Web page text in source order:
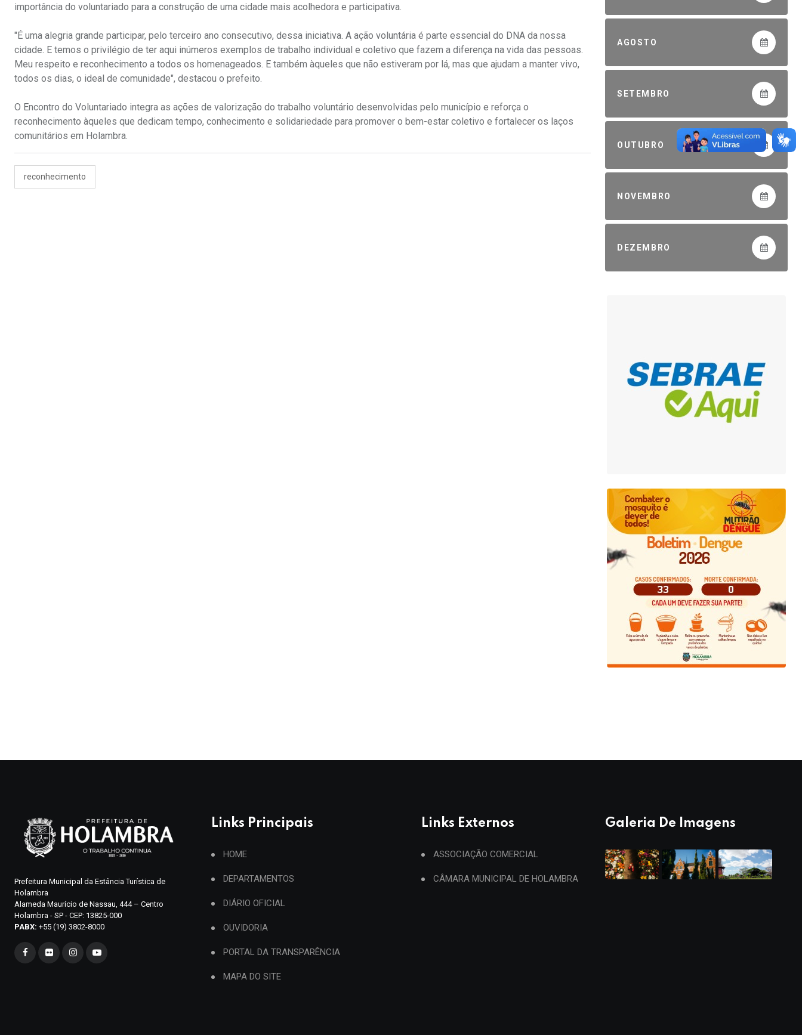
importância do voluntariado para a construção de uma cidade mais acolhedora e participativa.
"É uma alegria grande participar, pelo terceiro ano consecutivo, dessa iniciativa. A ação voluntária é parte essencial do DNA da nossa
cidade. E temos o privilégio de ter aqui inúmeros exemplos de trabalho individual e coletivo que fazem a diferença na vida das pessoas.
Meu respeito e reconhecimento a todos os homenageados. E também àqueles que não estiveram por lá, mas que ajudam a manter vivo,
todos os dias, o ideal de comunidade", destacou o prefeito.
O Encontro do Voluntariado integra as ações de valorização do trabalho voluntário desenvolvidas pelo município e reforça o
reconhecimento àqueles que dedicam tempo, conhecimento e solidariedade para promover o bem-estar coletivo e fortalecer os laços
comunitários em Holambra.
reconhecimento
AGOSTO
SETEMBRO
OUTUBRO
NOVEMBRO
DEZEMBRO
Prefeitura Municipal da Estância Turística de
Holambra
Alameda Maurício de Nassau, 444 – Centro
Holambra - SP - CEP: 13825-000
PABX: +55 (19) 3802-8000
Links Principais
HOME
DEPARTAMENTOS
DIÁRIO OFICIAL
OUVIDORIA
PORTAL DA TRANSPARÊNCIA
MAPA DO SITE
Links Externos
ASSOCIAÇÃO COMERCIAL
CÂMARA MUNICIPAL DE HOLAMBRA
Galeria De Imagens